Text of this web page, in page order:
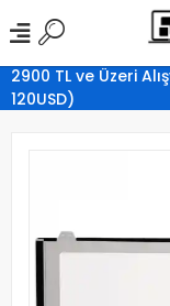
2900 TL ve Üzeri
120USD)